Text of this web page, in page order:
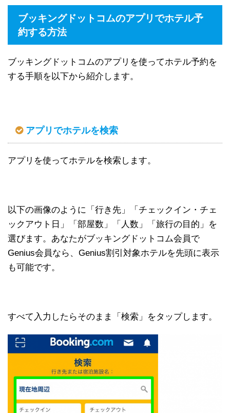
ブッキングドットコムのアプリでホテル予
約する方法
ブッキングドットコムのアプリを使ってホテル予約を
する手順を以下から紹介します。
アプリでホテルを検索
アプリを使ってホテルを検索します。
以下の画像のように「行き先」「チェックイン・チェ
ックアウト日」「部屋数」「人数」「旅行の目的」を
選びます。あなたがブッキングドットコム会員で
Genius会員なら、Genius割引対象ホテルを先頭に表示
も可能です。
すべて入力したらそのまま「検索」をタップします。